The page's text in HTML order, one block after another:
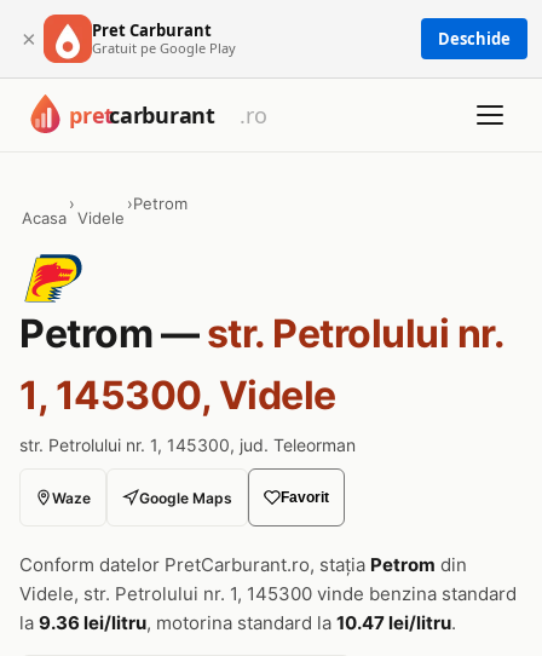
× Pret Carburant
Gratuit pe Google Play Deschide
Acasa
›
Videle
›Petrom
Petrom —str. Petrolului nr.
1, 145300, Videle
str. Petrolului nr. 1, 145300, jud. Teleorman
Waze Google Maps Favorit
Conform datelor PretCarburant.ro, stația Petrom din
Videle, str. Petrolului nr. 1, 145300 vinde benzina standard
la 9.36 lei/litru, motorina standard la 10.47 lei/litru.